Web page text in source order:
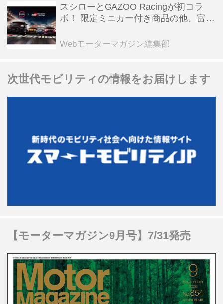
スシローとGAZOO Racingが初コラ
ボ！ 限定ミニカー付き商品の他、富士
る抽選企画などを展開
Webモーターマガジン編集部
次世代モビリティの情報をお届けします
【モーターマガジン9月号】7/31発売